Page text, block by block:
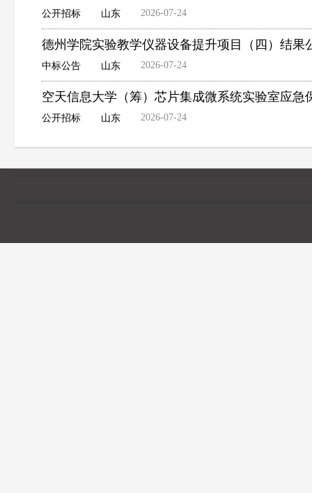
公开招标 山东 2026-07-24
德州学院实验教学仪器设备提升项目（四）结果
中标公告 山东 2026-07-24
空天信息大学（筹）芯片集成微系统实验室应
公开招标 山东 2026-07-24